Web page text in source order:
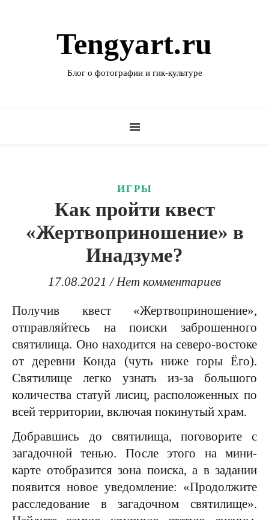
Tengyart.ru
Блог о фотографии и гик-культуре
ИГРЫ
Как пройти квест
«Жертвоприношение» в
Инадзуме?
17.08.2021 / Нет комментариев
Получив квест «Жертвоприношение»,
отправляйтесь на поиски заброшенного
святилища. Оно находится на северо-востоке
от деревни Конда (чуть ниже горы Ёго).
Святилище легко узнать из-за большого
количества статуй лисиц, расположенных по
всей территории, включая покинутый храм.
Добравшись до святилища, поговорите с
загадочной тенью. После этого на мини-
карте отобразится зона поиска, а в задании
появится новое уведомление: «Продолжите
расследование в загадочном святилище».